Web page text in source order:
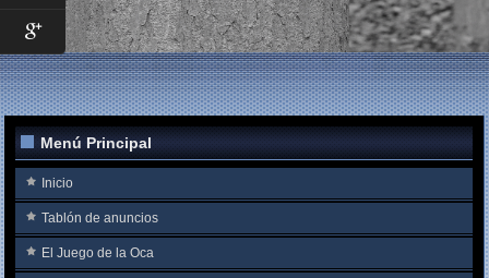
Menú Principal
Inicio
Tablón de anuncios
El Juego de la Oca